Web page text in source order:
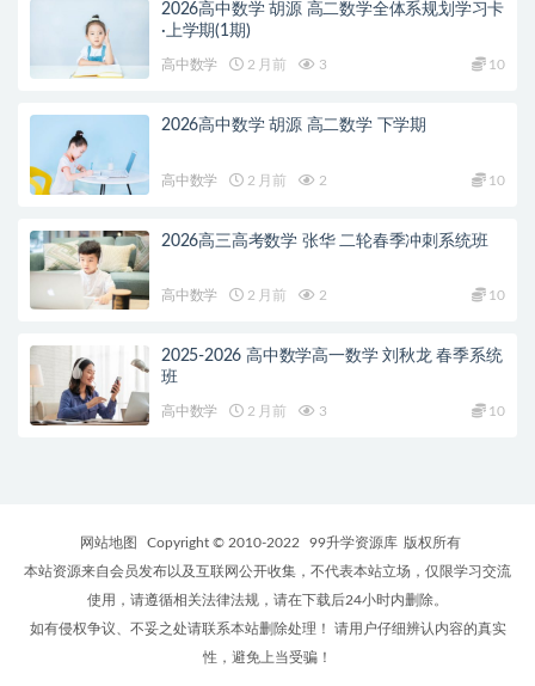
2026高中数学 胡源 高二数学全体系规划学习卡
·上学期(1期)
高中数学 2 月前 3 10
2026高中数学 胡源 高二数学 下学期
高中数学 2 月前 2 10
2026高三高考数学 张华 二轮春季冲刺系统班
高中数学 2 月前 2 10
2025-2026 高中数学高一数学 刘秋龙 春季系统
班
高中数学 2 月前 3 10
网站地图 Copyright © 2010-2022 99升学资源库 版权所有
本站资源来自会员发布以及互联网公开收集，不代表本站立场，仅限学习交流
使用，请遵循相关法律法规，请在下载后24小时内删除。
如有侵权争议、不妥之处请联系本站删除处理！ 请用户仔细辨认内容的真实
性，避免上当受骗！